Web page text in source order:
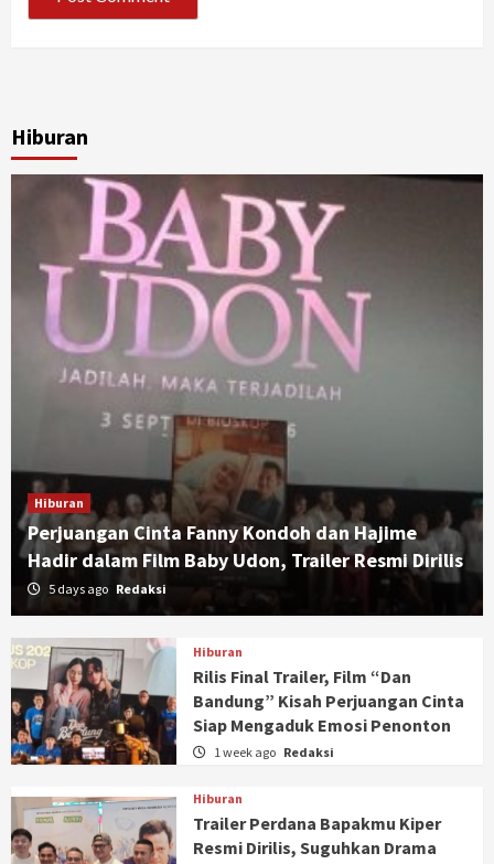
Hiburan
Hiburan
Perjuangan Cinta Fanny Kondoh dan Hajime
Hadir dalam Film Baby Udon, Trailer Resmi Dirilis
5 days ago Redaksi
Hiburan
Rilis Final Trailer, Film “Dan
Bandung” Kisah Perjuangan Cinta
Siap Mengaduk Emosi Penonton
1 week ago Redaksi
Hiburan
Trailer Perdana Bapakmu Kiper
Resmi Dirilis, Suguhkan Drama